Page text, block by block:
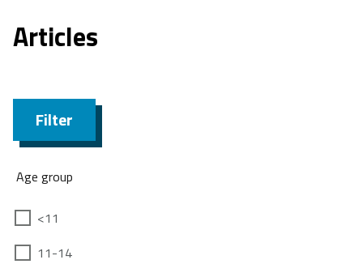
Articles
Filter
Age group
<11
11-14